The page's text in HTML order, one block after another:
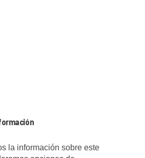
la información sobre este